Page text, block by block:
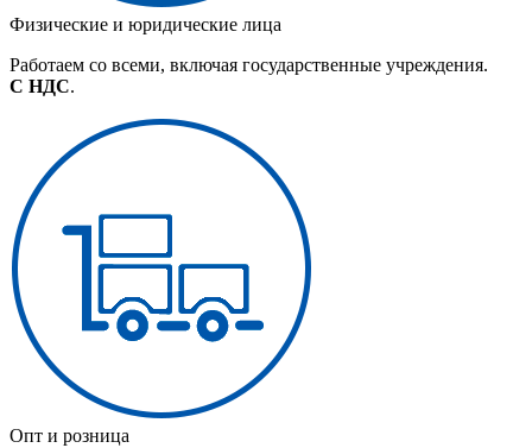
Физические и юридические лица
Работаем со всеми, включая государственные учреждения.
С НДС.
Опт и розница